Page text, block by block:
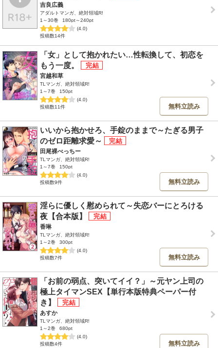
吉良広義
アダルトマンガ、絶対領域R!
1～30巻
180pt～240pt
(4.0)
投稿数14件
「女」として抱かれたい…性転換して、初恋を
もう一度。
宮越和草
TLマンガ、絶対領域R!
1～7巻
150pt
(4.0)
投稿数11件
無料立読み
いいから抱かせろ、手錠のままで～たぎる男子
のゼロ距離求愛～
田尾裸べっちー
TLマンガ、絶対領域R!
1～7巻
150pt
(4.0)
投稿数9件
無料立読み
淫らに優しく慰められて～失恋バーにとろける
夜【合本版】
香琳
TLマンガ、絶対領域R!
1～2巻
300pt
(4.0)
投稿数7件
無料立読み
「お前の弱点、突いてイイ？」～元ヤン上司の
極上タイマンSEX【単行本版特典ペーパー付
き】
あすか
TLマンガ、絶対領域R!
1～2巻
680pt
(4.0)
投稿数4件
無料立読み